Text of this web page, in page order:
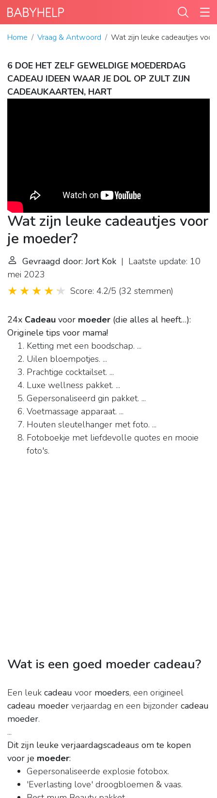
Home Vraag & Antwoord Wat zijn leuke cadeautjes
6 DOE HET ZELF GEWELDIGE MOEDERDAG
CADEAU IDEEN WAAR JE DOL OP ZULT ZIJN
CADEAUKAARTEN, HART
Wat zijn leuke cadeautjes voor
je moeder?
Gevraagd door: Jort Kok | Laatste update: 10
mei 2023
Score: 4.2/5 (32 stemmen)
24x Cadeau voor moeder (die alles al heeft…):
Originele tips voor mama!
Ketting met een boodschap. ...
Uilen bloempotjes. ...
Prachtige cocktailset. ...
Luxe wellness pakket. ...
Gepersonaliseerd gin pakket. ...
Voetmassage apparaat. ...
Houten sleutelhanger met foto. ...
Fotoboekje met liefdevolle quotes en mooie
foto's.
Wat is een goed moeder cadeau?
Een leuk cadeau voor moeders, een origineel
cadeau moeder verjaardag en een bijzonder cadeau
moeder.
...
Dit zijn leuke verjaardagscadeaus om te kopen
voor je moeder:
Gepersonaliseerde explosie fotobox.
'Everlasting love' droogbloemen & vaas.